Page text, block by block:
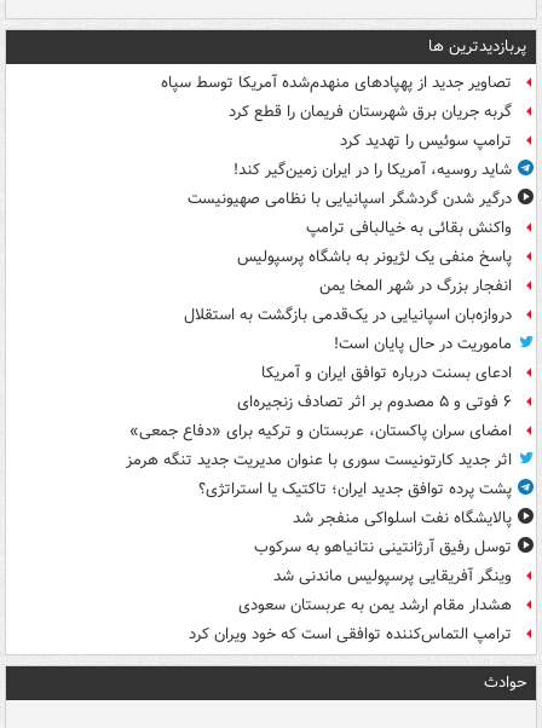
پربازدیدترین ها
تصاویر جدید از پهپادهای منهدم‌شده آمریکا توسط سپاه
گربه جریان برق شهرستان فریمان را قطع کرد
ترامپ سوئیس را تهدید کرد
شاید روسیه، آمریکا را در ایران زمین‌گیر کند!
درگیر شدن گردشگر اسپانیایی با نظامی صهیونیست
واکنش بقائی به خیالبافی ترامپ
پاسخ منفی یک لژیونر به باشگاه پرسپولیس
انفجار بزرگ در شهر المخا یمن
دروازه‌بان اسپانیایی در یک‌قدمی بازگشت به استقلال
ماموریت در حال پایان است!
ادعای بسنت درباره توافق ایران و آمریکا
۶ فوتی و ۵ مصدوم بر اثر تصادف زنجیره‌ای
امضای سران پاکستان، عربستان و ترکیه برای «دفاع جمعی»
اثر جدید کارتونیست سوری با عنوان مدیریت جدید تنگه هرمز
پشت پرده توافق جدید ایران؛ تاکتیک یا استراتژی؟
پالایشگاه نفت اسلواکی منفجر شد
توسل رفیق آرژانتینی نتانیاهو به سرکوب
وینگر آفریقایی پرسپولیس ماندنی شد
هشدار مقام ارشد یمن به عربستان سعودی
ترامپ التماس‌کننده توافقی است که خود ویران کرد
حوادث